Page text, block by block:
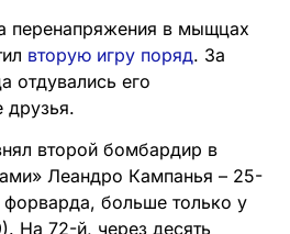
перенапряжения в мыщцах
вторую игру поряд. За
отдувались его
друзья.
второй бомбардир в
Леандро Кампанья – 25-
форварда, больше только у
На 72-й, через десять